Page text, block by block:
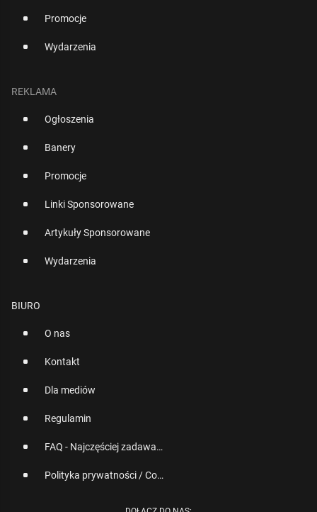
Promocje
Wydarzenia
REKLAMA
Ogłoszenia
Banery
Promocje
Linki Sponsorowane
Artykuły Sponsorowane
Wydarzenia
BIURO
O nas
Kontakt
Dla mediów
Regulamin
FAQ - Najczęściej zadawane pytania
Polityka prywatności / Cookies